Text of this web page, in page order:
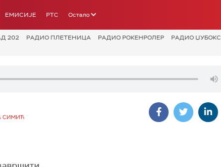
ЕМИСИЈЕ РТС Остало
202 РАДИО ПЛЕТЕНИЦА РАДИО РОКЕНРОЛЕР РАДИО ЏУБОКС
СИМИЋ